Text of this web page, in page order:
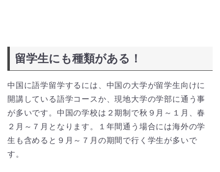
留学生にも種類がある！
中国に語学留学するには、中国の大学が留学生向けに
開講している語学コースか、現地大学の学部に通う事
が多いです。中国の学校は２期制で秋９月～１月、春
２月～７月となります。１年間通う場合には海外の学
生も含めると９月～７月の期間で行く学生が多いで
す。